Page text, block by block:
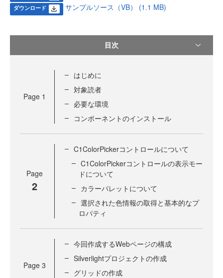
ダウンロード サンプルソース（VB） (1.1 MB)
目次
Page 1
はじめに
対象読者
必要な環境
コンポーネントのインストール
Page
2
C1ColorPickerコントロールについて
C1ColorPickerコントロールの表示モー
ドについて
カラーパレットについて
選択された色情報の取得と基本的なプ
ロパティ
Page 3
今回作成するWebページの構成
Silverlightプロジェクトの作成
グリッドの作成